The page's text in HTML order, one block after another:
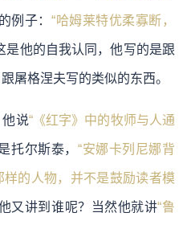
例子： “哈姆莱特优柔寡断，
是他的自我认同，他写的是跟
屠格涅夫写的类似的东西。
他说“《红字》中的牧师与人通
托尔斯泰， “安娜卡列尼娜背
的人物，并不是鼓励读者模
又讲到谁呢？当然他就讲“鲁